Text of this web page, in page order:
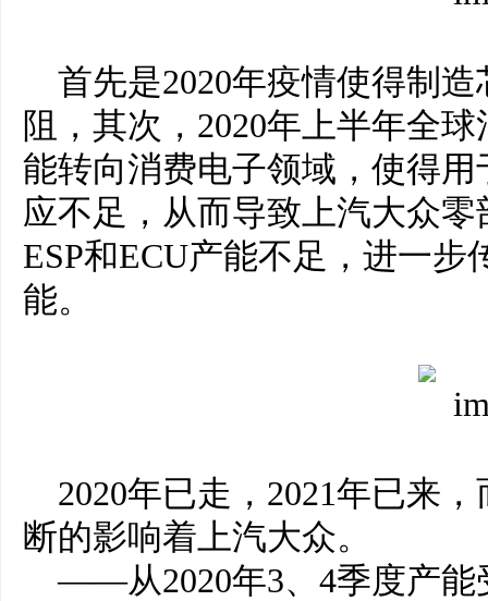
首先是2020年疫情使得制
阻，其次，2020年上半年全
能转向消费电子领域，使得用
应不足，从而导致上汽大众
ESP和ECU产能不足，进一
能。
2020年已走，2021年已来
断的影响着上汽大众。
——从2020年3、4季度产能